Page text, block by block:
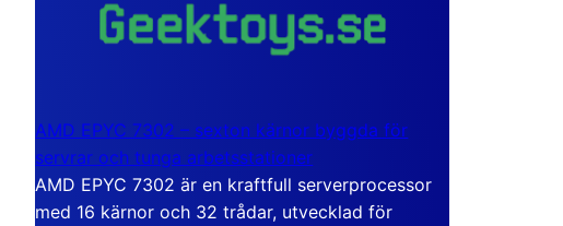
AMD EPYC 7302 – sexton kärnor byggda för
servrar och tunga arbetsstationer
AMD EPYC 7302 är en kraftfull serverprocessor
med 16 kärnor och 32 trådar, utvecklad för